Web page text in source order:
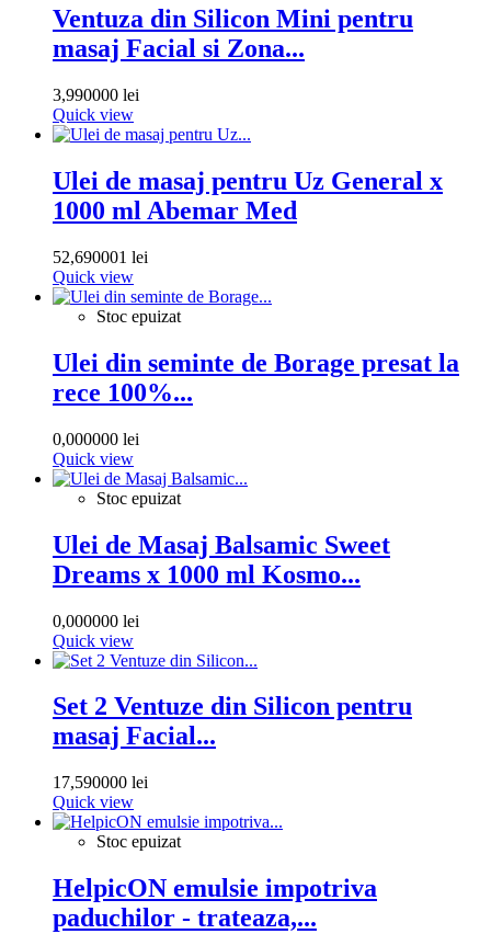
Ventuza din Silicon Mini pentru
masaj Facial si Zona...
3,990000 lei
Quick view
Ulei de masaj pentru Uz General x
1000 ml Abemar Med
52,690001 lei
Quick view
Stoc epuizat
Ulei din seminte de Borage presat la
rece 100%...
0,000000 lei
Quick view
Stoc epuizat
Ulei de Masaj Balsamic Sweet
Dreams x 1000 ml Kosmo...
0,000000 lei
Quick view
Set 2 Ventuze din Silicon pentru
masaj Facial...
17,590000 lei
Quick view
Stoc epuizat
HelpicON emulsie impotriva
paduchilor - trateaza,...